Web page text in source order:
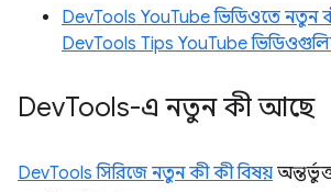
DevTools YouTube ভিডিওতে নতুন
DevTools Tips YouTube
DevTools-এ নতুন কী আছে
DevTools সিরিজে নতুন কী কী বিষয়